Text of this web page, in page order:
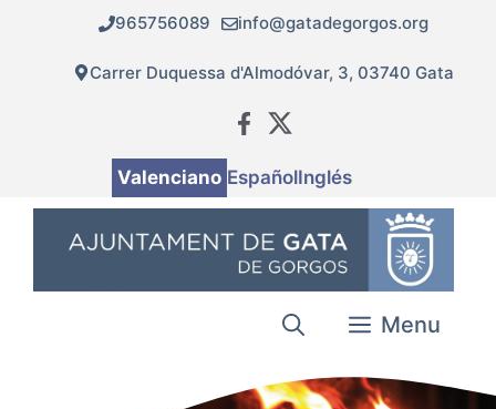
contingut
965756089 info@gatadegorgos.org
Carrer Duquessa d'Almodóvar, 3, 03740 Gata
Valenciano EspañolInglés
Menu